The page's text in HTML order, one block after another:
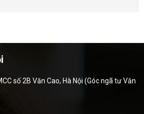
số 2B Văn Cao, Hà Nội (Góc ngã tư Văn